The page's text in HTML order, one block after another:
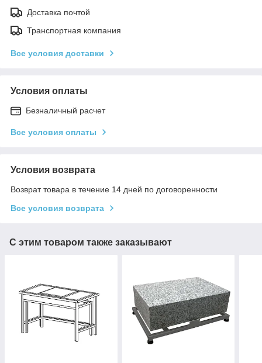
Доставка почтой
Транспортная компания
Все условия доставки
Условия оплаты
Безналичный расчет
Все условия оплаты
Условия возврата
Возврат товара в течение 14 дней по договоренности
Все условия возврата
С этим товаром также заказывают